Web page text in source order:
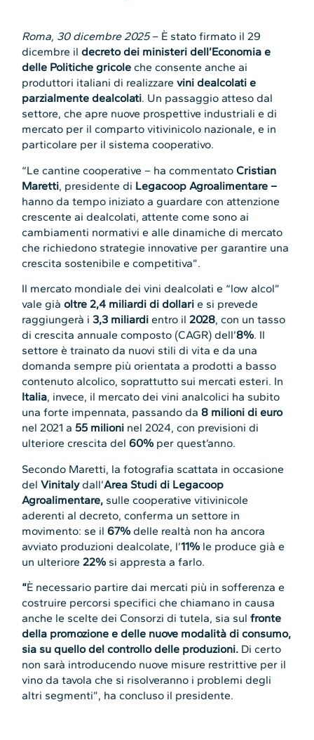
Roma, 30 dicembre 2025– È stato firmato il 29
dicembre ildecreto dei ministeri dell’Economia e
delle Politiche gricole che consente anche ai
produttori italiani di realizzarevini dealcolati e
parzialmente dealcolati. Un passaggio atteso dal
settore, che apre nuove prospettive industriali e di
mercato per il comparto vitivinicolo nazionale, e in
particolare per il sistema cooperativo.
“Le cantine cooperative – ha commentatoCristian
Maretti, presidente di Legacoop Agroalimentare –
hanno da tempo iniziato a guardare con attenzione
crescente ai dealcolati, attente come sono ai
cambiamenti normativi e alle dinamiche di mercato
che richiedono strategie innovative per garantire una
crescita sostenibile e competitiva”.
Il mercato mondiale dei vini dealcolati e “low alcol”
vale giàoltre 2,4 miliardi di dollari e si prevede
raggiungerà i 3,3 miliardi entro il2028, con un tasso
di crescita annuale composto (CAGR) dell’8%. Il
settore è trainato da nuovi stili di vita e da una
domanda sempre più orientata a prodotti a basso
contenuto alcolico, soprattutto sui mercati esteri. In
Italia, invece, il mercato dei vini analcolici ha subito
una forte impennata, passando da 8 milioni di euro
nel 2021 a 55 milioni nel 2024, con previsioni di
ulteriore crescita del60% per quest’anno.
Secondo Maretti, la fotografia scattata in occasione
delVinitalydall’Area Studi di Legacoop
Agroalimentare, sulle cooperative vitivinicole
aderenti al decreto, conferma un settore in
movimento: se il67% delle realtà non ha ancora
avviato produzioni dealcolate, l’11% le produce già e
un ulteriore22% si appresta a farlo.
“È necessario partire dai mercati più in sofferenza e
costruire percorsi specifici che chiamano in causa
anche le scelte dei Consorzi di tutela, sia sulfronte
della promozione e delle nuove modalità di consumo,
sia su quello del controllo delle produzioni. Di certo
non sarà introducendo nuove misure restrittive per il
vino da tavola che si risolveranno i problemi degli
altri segmenti”, ha concluso il presidente.